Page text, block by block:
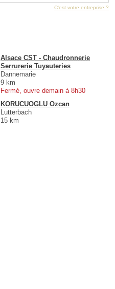
C'est votre entreprise ?
Alsace CST - Chaudronnerie
Serrurerie Tuyauteries
Dannemarie
9 km
Fermé, ouvre demain à 8h30
KORUCUOGLU Ozcan
Lutterbach
15 km